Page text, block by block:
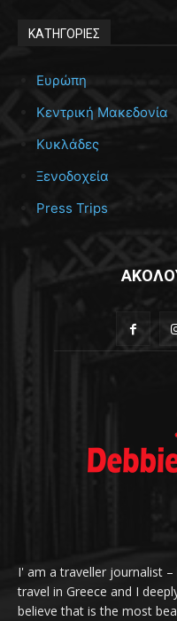
ΚΑΤΗΓΟΡΙΕΣ
Ευρώπη
Κεντρική Μακεδονία
Κυκλάδες
Ξενοδοχεία
Press Trips
I' am a traveller journalist
travel in Greece and I
believe that is the most